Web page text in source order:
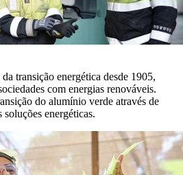
transição energética desde 1905,
com energias renováveis.
do alumínio verde através de
energéticas.